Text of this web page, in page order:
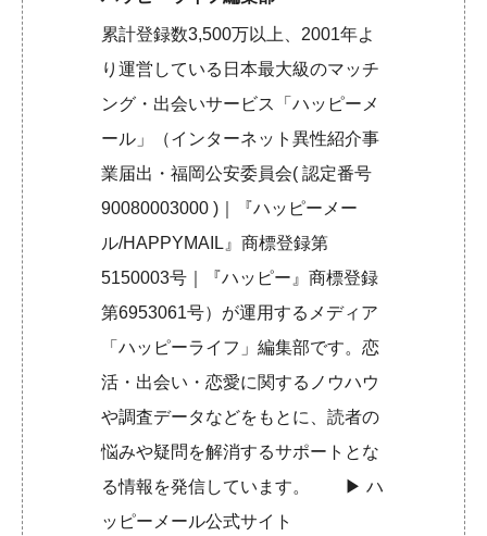
累計登録数3,500万以上、2001年よ
り運営している日本最大級のマッチ
ング・出会いサービス「ハッピーメ
ール」（インターネット異性紹介事
業届出・福岡公安委員会( 認定番号
90080003000 )｜『ハッピーメー
ル/HAPPYMAIL』商標登録第
5150003号｜『ハッピー』商標登録
第6953061号）が運用するメディア
「ハッピーライフ」編集部です。恋
活・出会い・恋愛に関するノウハウ
や調査データなどをもとに、読者の
悩みや疑問を解消するサポートとな
る情報を発信しています。 ▶︎ハ
ッピーメール公式サイト